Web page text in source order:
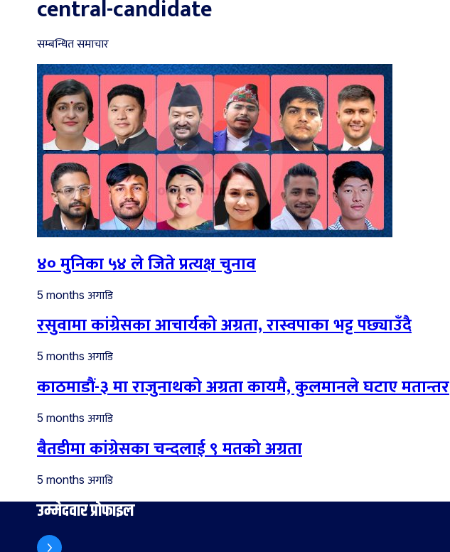
central-candidate
सम्बन्धित समाचार
४० मुनिका ५४ ले जिते प्रत्यक्ष चुनाव
5 months अगाडि
रसुवामा कांग्रेसका आचार्यको अग्रता, रास्वपाका भट्ट पछ्याउँदै
5 months अगाडि
काठमाडौं-३ मा राजुनाथको अग्रता कायमै, कुलमानले घटाए मतान्तर
5 months अगाडि
बैतडीमा कांग्रेसका चन्दलाई ९ मतको अग्रता
5 months अगाडि
उम्मेदवार प्रोफाइल